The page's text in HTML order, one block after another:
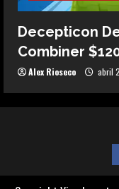
Decepticon
Combiner
Alex Rioseco abril